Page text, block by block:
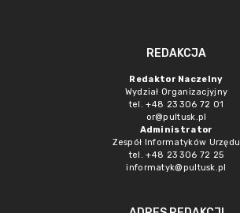
REDAKCJA
Redaktor Naczelny
Wydział Organizacjyjny
tel. +48 23 306 72 01
or@pultusk.pl
Administrator
Zespół Informatyków Urzędu
tel. +48 23 306 72 25
informatyk@pultusk.pl